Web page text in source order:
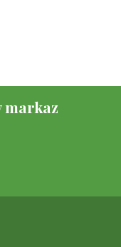
markaz